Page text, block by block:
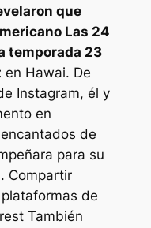
que
Las 24
temporada 23
en Hawai. De
Instagram, él y
en
de
para su
Compartir
de
También